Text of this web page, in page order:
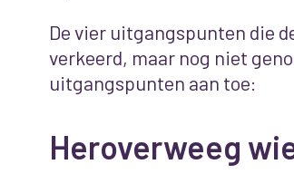
De vier uitgangspunten die
verkeerd, maar nog niet
uitgangspunten aan toe:
Heroverweeg